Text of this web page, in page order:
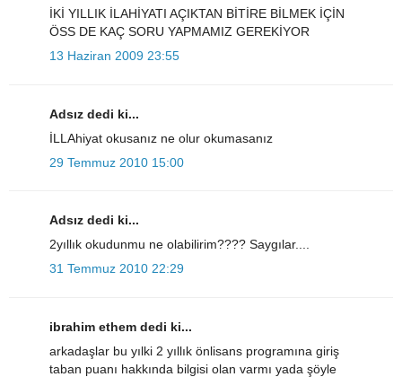
İKİ YILLIK İLAHİYATI AÇIKTAN BİTİRE BİLMEK İÇİN
ÖSS DE KAÇ SORU YAPMAMIZ GEREKİYOR
13 Haziran 2009 23:55
Adsız dedi ki...
İLLAhiyat okusanız ne olur okumasanız
29 Temmuz 2010 15:00
Adsız dedi ki...
2yıllık okudunmu ne olabilirim???? Saygılar....
31 Temmuz 2010 22:29
ibrahim ethem dedi ki...
arkadaşlar bu yılki 2 yıllık önlisans programına giriş
taban puanı hakkında bilgisi olan varmı yada şöyle